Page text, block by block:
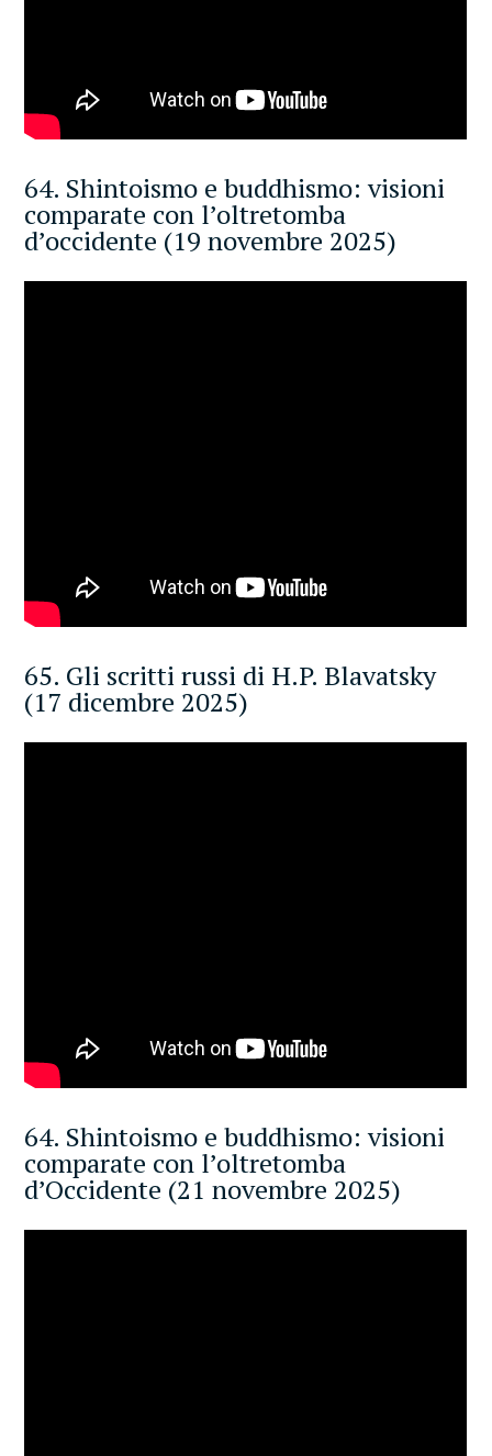
64. Shintoismo e buddhismo: visioni
comparate con l’oltretomba
d’occidente (19 novembre 2025)
65. Gli scritti russi di H.P. Blavatsky
(17 dicembre 2025)
64. Shintoismo e buddhismo: visioni
comparate con l’oltretomba
d’Occidente (21 novembre 2025)